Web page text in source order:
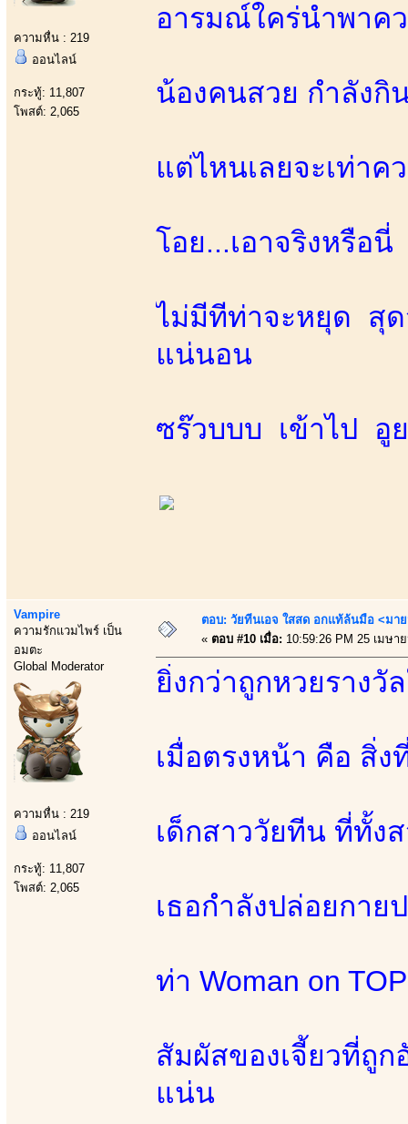
ความหื่น : 219
ออนไลน์
กระทู้: 11,807
โพสต์: 2,065
อารมณ์ใคร่นำพาค
น้องคนสวย กำลังกิ
แต่ไหนเลยจะเท่าค
โอย...เอาจริงหรือ
ไม่มีทีท่าจะหยุด สุ
แน่นอน
ซร๊วบบบ เข้าไป อู
Vampire
ความรักแวมไพร์ เป็น
อมตะ
Global Moderator
ความหื่น : 219
ออนไลน์
กระทู้: 11,807
โพสต์: 2,065
ตอบ: วัยทีนเอจ ใสสด อกแท้ล้นมือ <มา
« ตอบ #10 เมื่อ: 10:59:26 PM 25 เมษา
ยิ่งกว่าถูกหวยรางวั
เมื่อตรงหน้า คือ สิ่
เด็กสาววัยทีน ที่ทั้ง
เธอกำลังปล่อยกาย
ท่า Woman on
สัมผัสของเจี้ยวที่ถู
แน่น